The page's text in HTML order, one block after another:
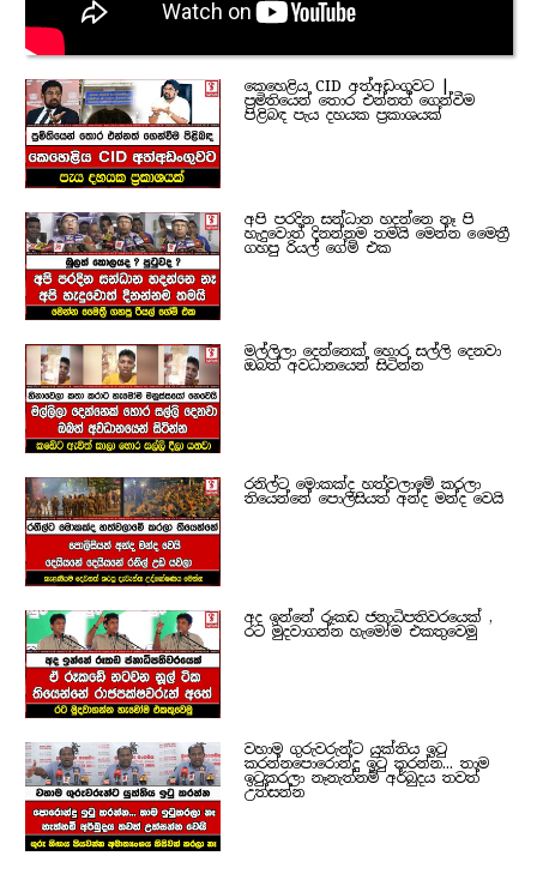
කෙහෙළිය CID අත්අඩංගුවට |
ප්‍රමිතියෙන් තොර එන්නත් ගෙන්වීම
පිළිබඳ පැය දහයක ප්‍රකාශයක්
අපි පරදින සන්ධාන හදන්නෙ නෑ පි
හැදුවොත් දිනන්නම තමයි මෙන්න මෛත්‍රී
ගහපු රියල් ගේම් එක
මල්ලිලා දෙන්නෙක් හොර සල්ලි දෙනවා
ඔබත් අවධානයෙන් සිටින්න
රනිල්ට මොකක්ද හත්වලාමේ කරලා
තියෙන්නේ පොලිසියත් අන්ද මන්ද වෙයි
අද ඉන්නේ රූකඩ ජනාධිපතිවරයෙක් ,
රට මුදවාගන්න හැමෝම එකතුවෙමු
වහාම ගුරුවරුන්ට යුක්තිය ඉටු
කරන්නපොරොන්දු ඉටු කරන්න... තාම
ඉටුකරලා නෑනැත්නම් අර්බුදය තවත්
උත්සන්න